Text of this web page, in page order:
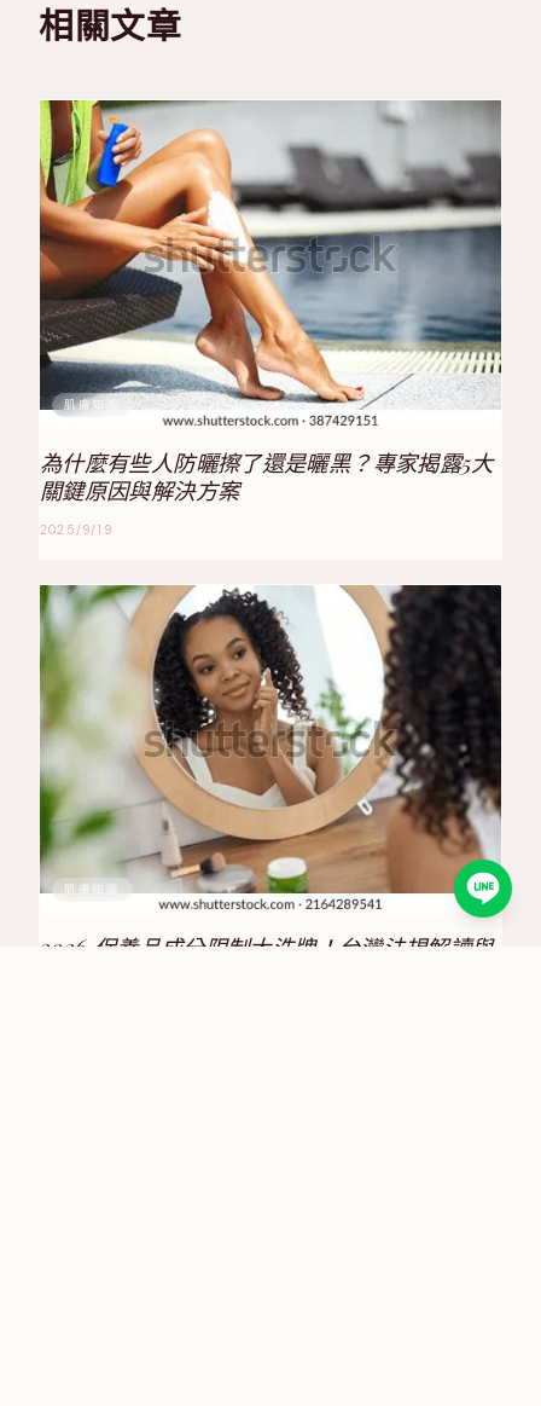
相關文章
肌膚知識
為什麼有些人防曬擦了還是曬黑？專家揭露5大
關鍵原因與解決方案
2025/9/19
肌膚知識
2026 保養品成分限制大洗牌！台灣法規解讀與